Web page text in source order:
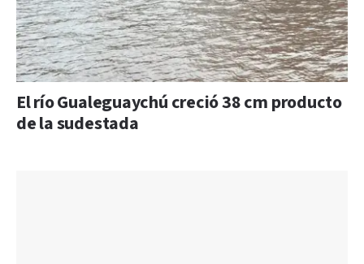
El río Gualeguaychú creció 38 cm producto
de la sudestada